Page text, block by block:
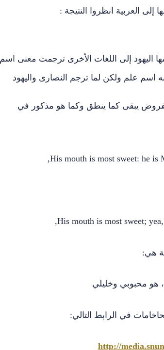
إلى العربية انظروا النتيجة :
اليهود إلى اللغات الأخرى ترجمت معنى اسم
اسم علم ولكن لما ترجم النصارى واليهود
يبقى كما ينطق وكما هو مذكور في
His mouth is most sweet;
هي:
هو محبوبي وخليلي
في الرابط التالي:
http://